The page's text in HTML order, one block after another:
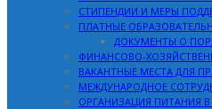
СТИПЕНДИИ И МЕРЫ
ПЛАТНЫЕ
ДОКУМЕНТЫ О
ФИНАНСОВО-
ВАКАНТНЫЕ МЕСТА ДЛЯ
МЕЖДУНАРОДНОЕ
ОРГАНИЗАЦИЯ ПИТАНИЯ